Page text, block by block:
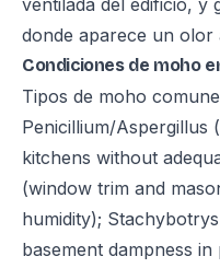
ventilada del edificio, y
donde aparece un olor
Condiciones de moho
Tipos de moho
Penicillium/Aspergillus
kitchens without
(window trim and
humidity);
basement dampness